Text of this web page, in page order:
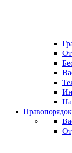
Правопорядок